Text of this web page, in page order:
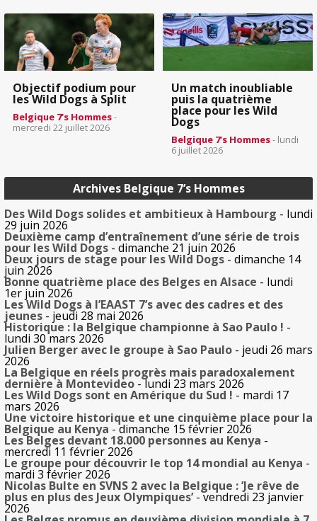
Objectif podium pour
les Wild Dogs à Split
Belgique 7’s Hommes-
mercredi 22 juillet 2026
Un match inoubliable
puis la quatrième
place pour les Wild
Dogs
Belgique 7’s Hommes- lundi
6 juillet 2026
Archives Belgique 7’s Hommes
Des Wild Dogs solides et ambitieux à Hambourg - lundi
29 juin 2026
Deuxième camp d’entraînement d’une série de trois
pour les Wild Dogs - dimanche 21 juin 2026
Deux jours de stage pour les Wild Dogs - dimanche 14
juin 2026
Bonne quatrième place des Belges en Alsace - lundi
1er juin 2026
Les Wild Dogs à l’EAAST 7’s avec des cadres et des
jeunes - jeudi 28 mai 2026
Historique : la Belgique championne à Sao Paulo ! -
lundi 30 mars 2026
Julien Berger avec le groupe à Sao Paulo - jeudi 26 mars
2026
La Belgique en réels progrès mais paradoxalement
dernière à Montevideo - lundi 23 mars 2026
Les Wild Dogs sont en Amérique du Sud ! - mardi 17
mars 2026
Une victoire historique et une cinquième place pour la
Belgique au Kenya - dimanche 15 février 2026
Les Belges devant 18.000 personnes au Kenya -
mercredi 11 février 2026
Le groupe pour découvrir le top 14 mondial au Kenya -
mardi 3 février 2026
Nicolas Bulte en SVNS 2 avec la Belgique : ’Je rêve de
plus en plus des Jeux Olympiques’- vendredi 23 janvier
2026